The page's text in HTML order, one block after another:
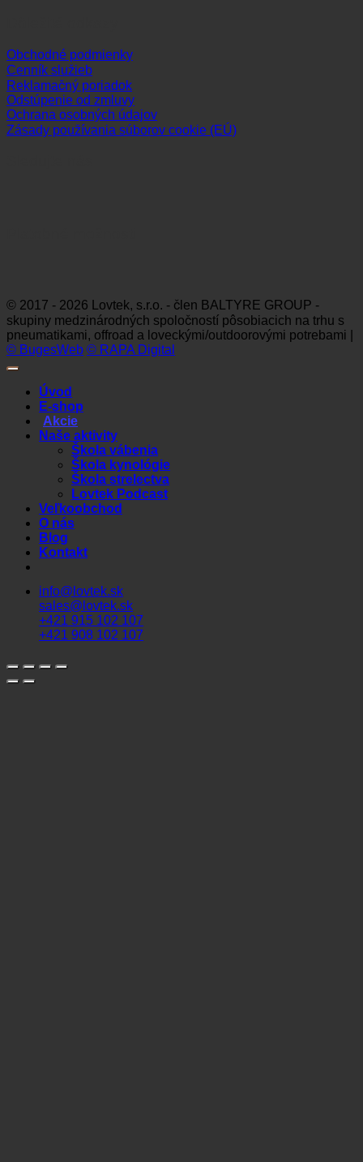
Obchodné podmienky
Cenník služieb
Reklamačný poriadok
Odstúpenie od zmluvy
Ochrana osobných údajov
Zásady používania súborov cookie (EÚ)
© 2017 - 2026 Lovtek, s.r.o. - člen BALTYRE GROUP -
skupiny medzinárodných spoločností pôsobiacich na trhu s
pneumatikami, offroad a loveckými/outdoorovými potrebami |
© BugesWeb © RAPA Digital
Úvod
E-shop
Akcie
Naše aktivity
Škola vábenia
Škola kynológie
Škola strelectva
Lovtek Podcast
Veľkoobchod
O nás
Blog
Kontakt
info@lovtek.sk
sales@lovtek.sk
+421 915 102 107
+421 908 102 107